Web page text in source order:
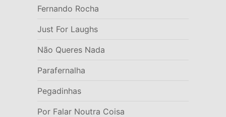
Fernando Rocha
Just For Laughs
Não Queres Nada
Parafernalha
Pegadinhas
Por Falar Noutra Coisa